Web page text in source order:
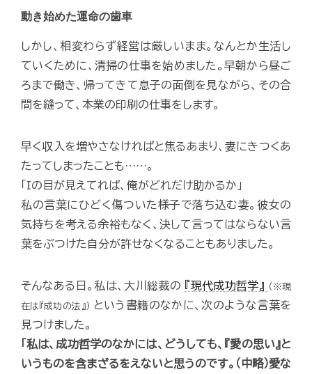
動き始めた運命の歯車
しかし、相変わらず経営は厳しいまま。なんとか生活し
ていくために、清掃の仕事を始めました。早朝から昼ご
ろまで働き、帰ってきて息子の面倒を見ながら、その合
間を縫って、本業の印刷の仕事をします。
早く収入を増やさなければと焦るあまり、妻にきつくあ
たってしまったことも……。
「Iの目が見えてれば、俺がどれだけ助かるか」
私の言葉にひどく傷ついた様子で落ち込む妻。彼女の
気持ちを考える余裕もなく、決して言ってはならない言
葉をぶつけた自分が許せなくなることもありました。
そんなある日。私は、大川総裁の 『現代成功哲学』 （※現
在は『成功の法』）
という書籍のなかに、次のような言葉を
見つけました。
「私は、成功哲学のなかには、どうしても、『愛の思い』と
いうものを含まざるをえないと思うのです。（中略）愛な